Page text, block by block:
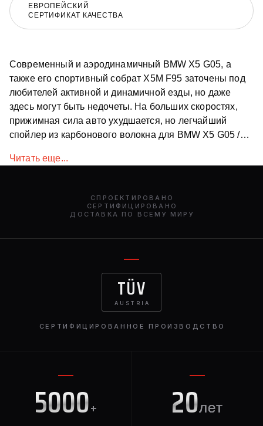
ЕВРОПЕЙСКИЙ
СЕРТИФИКАТ КАЧЕСТВА
Современный и аэродинамичный BMW X5 G05, а
также его спортивный собрат X5M F95 заточены под
любителей активной и динамичной езды, но даже
здесь могут быть недочеты. На больших скоростях,
прижимная сила авто ухудшается, но легчайший
спойлер из карбонового волокна для BMW X5 G05 /
Более того, спойлер прекрасно подходит к экстерьеру
долговечность детали.
Читать еще...
СПРОЕКТИРОВАНО
СЕРТИФИЦИРОВАНО
ДОСТАВКА ПО ВСЕМУ МИРУ
5000+ 20лет
TÜV
AUSTRIA
СЕРТИФИЦИРОВАННОЕ ПРОИЗВОДСТВО